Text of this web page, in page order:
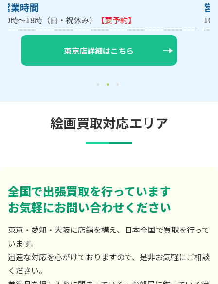
営業時間
10時～18時（日・祝休み/土曜は不定休）
大阪店詳細はこちら
絵画買取対応エリア
全国で出張買取を行っています
お気軽にお問い合わせください
東京・愛知・大阪に店舗を構え、日本全国で買取を行って
います。
迅速な対応を心がけておりますので、是非お気軽にご相談
ください。